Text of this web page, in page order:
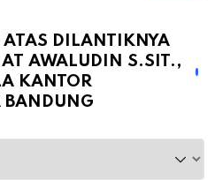
ATAS DILANTIKNYA
AWALUDIN S.SIT.,
KANTOR
BANDUNG